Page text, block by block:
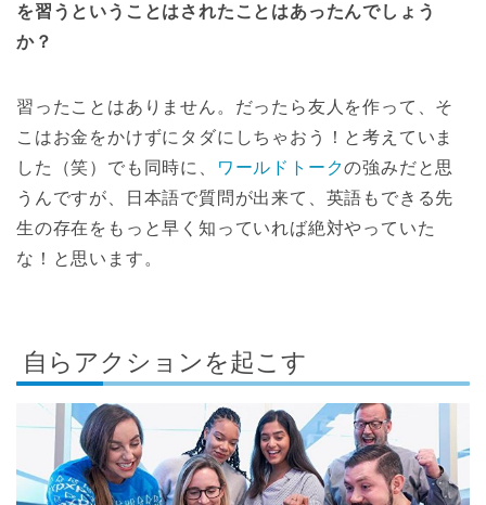
を習うということはされたことはあったんでしょう
か？
習ったことはありません。だったら友人を作って、そ
こはお金をかけずにタダにしちゃおう！と考えていま
した（笑）でも同時に、
ワールドトークの強みだと思
うんですが、日本語で質問が出来て、英語もできる先
生の存在をもっと早く知っていれば絶対やっていた
な！と思います。
自らアクションを起こす